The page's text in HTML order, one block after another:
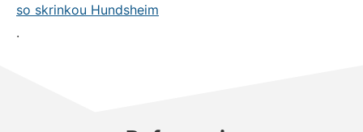
so skrinkou Hundsheim
.